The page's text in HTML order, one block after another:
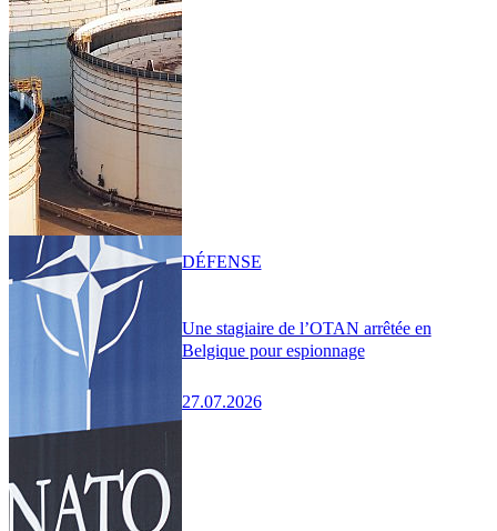
Une stagiaire de l’OTAN arrêtée en
Belgique pour espionnage
27.07.2026
DÉFENSE